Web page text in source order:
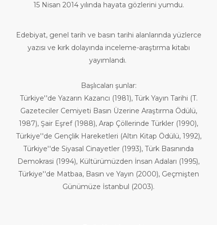
15 Nisan 2014 yılında hayata gözlerini yumdu.
Edebiyat, genel tarih ve basın tarihi alanlarında yüzlerce
yazısı ve kırk dolayında inceleme-araştırma kitabı
yayımlandı.
Başlıcaları şunlar:
Türkiye′′de Yazarın Kazancı (1981), Türk Yayın Tarihi (T.
Gazeteciler Cemiyeti Basın Üzerine Araştırma Ödülü,
1987), Şair Eşref (1988), Arap Çöllerinde Türkler (1990),
Türkiye′′de Gençlik Hareketleri (Altın Kitap Ödülü, 1992),
Türkiye′′de Siyasal Cinayetler (1993), Türk Basınında
Demokrasi (1994), Kültürümüzden İnsan Adaları (1995),
Türkiye′′de Matbaa, Basın ve Yayın (2000), Geçmişten
Günümüze İstanbul (2003).